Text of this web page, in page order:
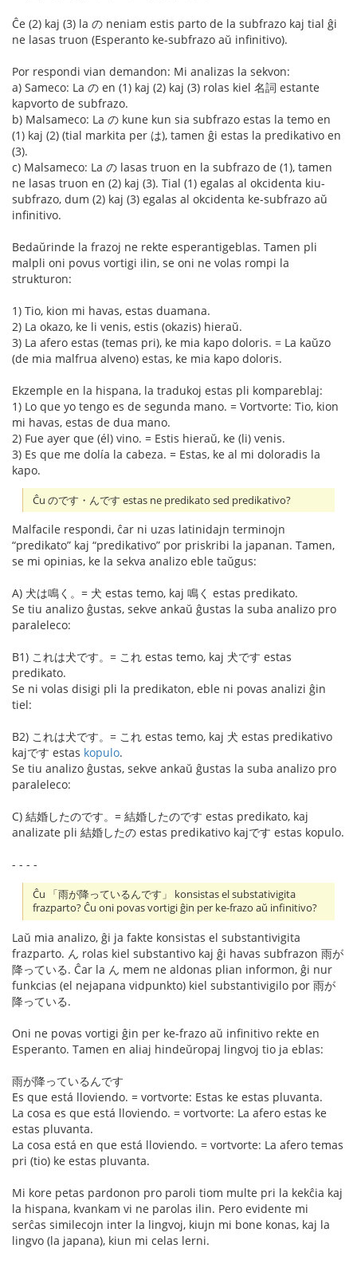
Ĉe (2) kaj (3) la の neniam estis parto de la subfrazo kaj tial ĝi
ne lasas truon (Esperanto ke-subfrazo aŭ infinitivo).
Por respondi vian demandon: Mi analizas la sekvon:
a) Sameco: La の en (1) kaj (2) kaj (3) rolas kiel 名詞 estante
kapvorto de subfrazo.
b) Malsameco: La の kune kun sia subfrazo estas la temo en
(1) kaj (2) (tial markita per は), tamen ĝi estas la predikativo en
(3).
c) Malsameco: La の lasas truon en la subfrazo de (1), tamen
ne lasas truon en (2) kaj (3). Tial (1) egalas al okcidenta kiu-
subfrazo, dum (2) kaj (3) egalas al okcidenta ke-subfrazo aŭ
infinitivo.
Bedaŭrinde la frazoj ne rekte esperantigeblas. Tamen pli
malpli oni povus vortigi ilin, se oni ne volas rompi la
strukturon:
1) Tio, kion mi havas, estas duamana.
2) La okazo, ke li venis, estis (okazis) hieraŭ.
3) La afero estas (temas pri), ke mia kapo doloris. = La kaŭzo
(de mia malfrua alveno) estas, ke mia kapo doloris.
Ekzemple en la hispana, la tradukoj estas pli kompareblaj:
1) Lo que yo tengo es de segunda mano. = Vortvorte: Tio, kion
mi havas, estas de dua mano.
2) Fue ayer que (él) vino. = Estis hieraŭ, ke (li) venis.
3) Es que me dolía la cabeza. = Estas, ke al mi doloradis la
kapo.
Ĉu のです・んです estas ne predikato sed predikativo?
Malfacile respondi, ĉar ni uzas latinidajn terminojn
“predikato” kaj “predikativo” por priskribi la japanan. Tamen,
se mi opinias, ke la sekva analizo eble taŭgus:
A) 犬は鳴く。= 犬 estas temo, kaj 鳴く estas predikato.
Se tiu analizo ĝustas, sekve ankaŭ ĝustas la suba analizo pro
paraleleco:
B1) これは犬です。= これ estas temo, kaj 犬です estas
predikato.
Se ni volas disigi pli la predikaton, eble ni povas analizi ĝin
tiel:
B2) これは犬です。= これ estas temo, kaj 犬 estas predikativo
kajです estas kopulo.
Se tiu analizo ĝustas, sekve ankaŭ ĝustas la suba analizo pro
paraleleco:
C) 結婚したのです。= 結婚したのです estas predikato, kaj
analizate pli 結婚したの estas predikativo kajです estas kopulo.
- - - -
Ĉu 「雨が降っているんです」 konsistas el substativigita
frazparto? Ĉu oni povas vortigi ĝin per ke-frazo aŭ infinitivo?
Laŭ mia analizo, ĝi ja fakte konsistas el substantivigita
frazparto. ん rolas kiel substantivo kaj ĝi havas subfrazon 雨が
降っている. Ĉar la ん mem ne aldonas plian informon, ĝi nur
funkcias (el nejapana vidpunkto) kiel substantivigilo por 雨が
降っている.
Oni ne povas vortigi ĝin per ke-frazo aŭ infinitivo rekte en
Esperanto. Tamen en aliaj hindeŭropaj lingvoj tio ja eblas:
雨が降っているんです
Es que está lloviendo. = vortvorte: Estas ke estas pluvanta.
La cosa es que está lloviendo. = vortvorte: La afero estas ke
estas pluvanta.
La cosa está en que está lloviendo. = vortvorte: La afero temas
pri (tio) ke estas pluvanta.
Mi kore petas pardonon pro paroli tiom multe pri la kekĉia kaj
la hispana, kvankam vi ne parolas ilin. Pero evidente mi
serĉas similecojn inter la lingvoj, kiujn mi bone konas, kaj la
lingvo (la japana), kiun mi celas lerni.